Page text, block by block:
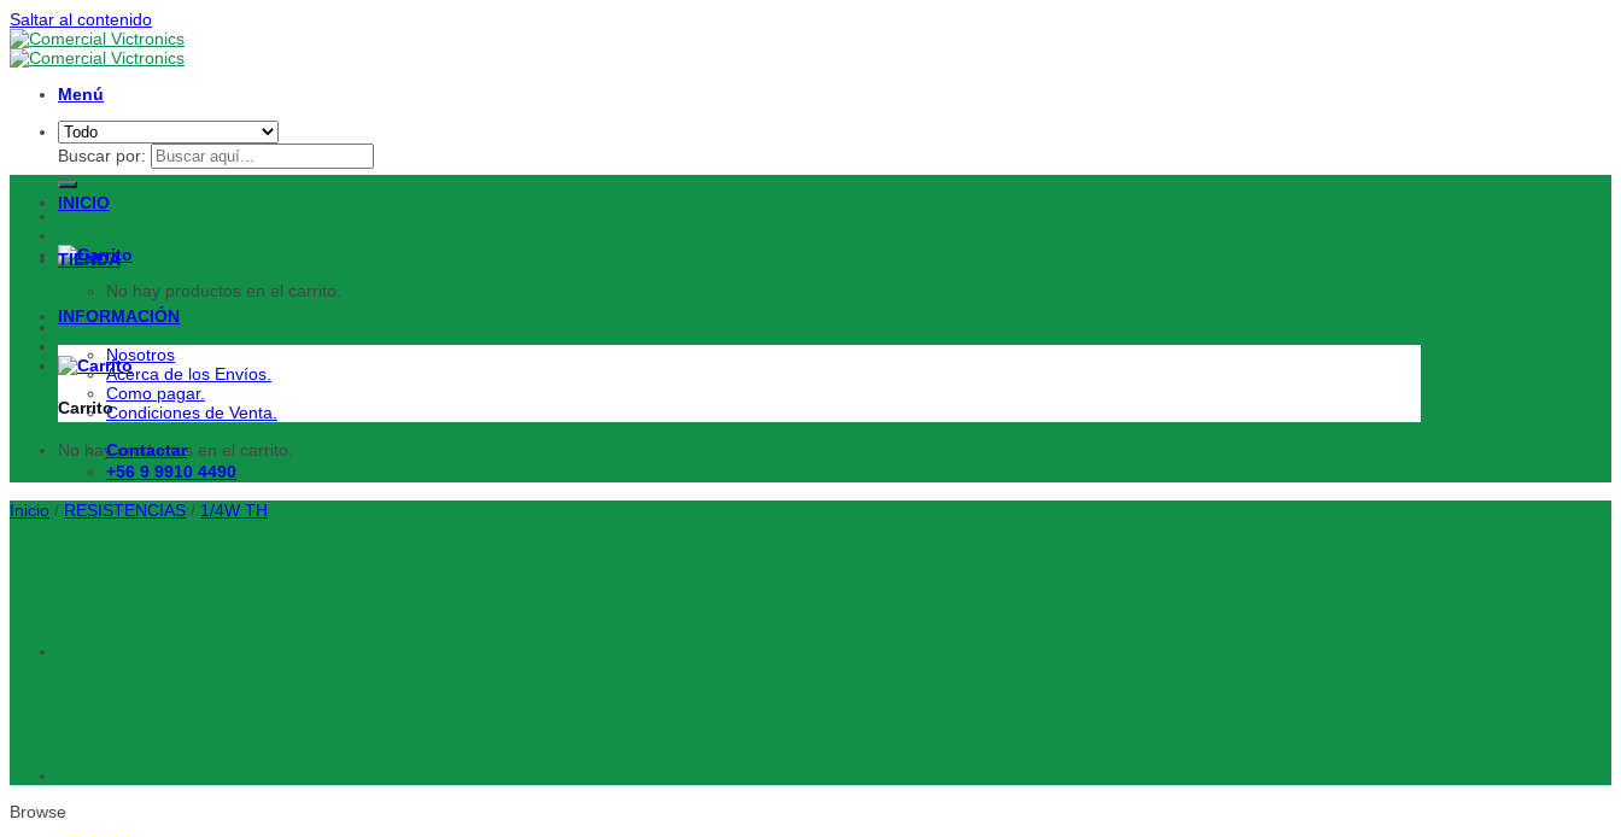
Saltar al contenido
Menú
Buscar por:
No hay productos en el carrito.
Carrito
No hay productos en el carrito.
INICIO
TIENDA
INFORMACIÓN
Nosotros
Acerca de los Envíos.
Como pagar.
Condiciones de Venta.
Contactar
+56 9 9910 4490
Inicio / RESISTENCIAS / 1/4W TH
Browse